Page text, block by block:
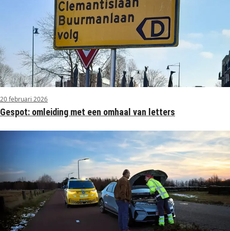
20 februari 2026
Gespot: omleiding met een omhaal van letters